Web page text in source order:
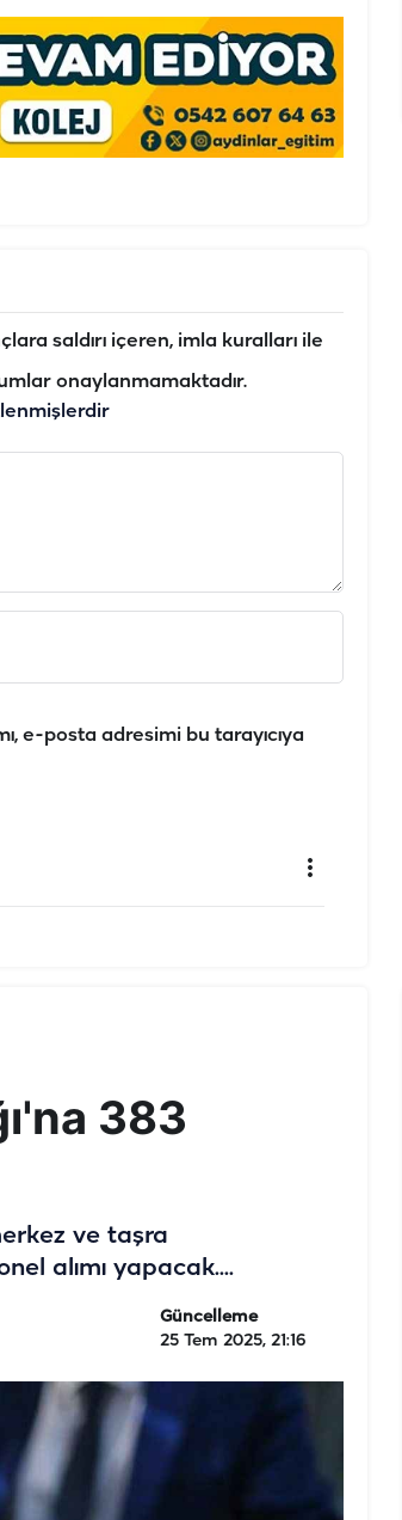
saldırı içeren, imla kuralları ile
onaylanmamaktadır.
e-posta adresimi bu tarayıcıya
383
ve taşra
alımı yapacak....
Güncelleme
25 Tem 2025, 21:16